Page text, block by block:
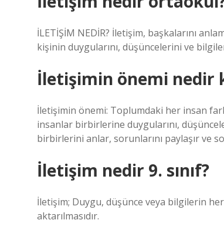
İLETİŞİM NEDİR? İletişim, başkalarını
kişinin duygularını, düşüncelerini ve
İletişimin önemi nedir
İletişimin önemi: Toplumdaki her insan
insanlar birbirlerine duygularını,
birbirlerini anlar, sorunlarını paylaşır ve
İletişim nedir 9. sınıf?
İletişim; Duygu, düşünce veya bilgilerin
aktarılmasıdır.